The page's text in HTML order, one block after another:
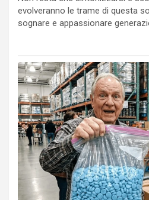
evolveranno le trame di questa
sognare e appassionare